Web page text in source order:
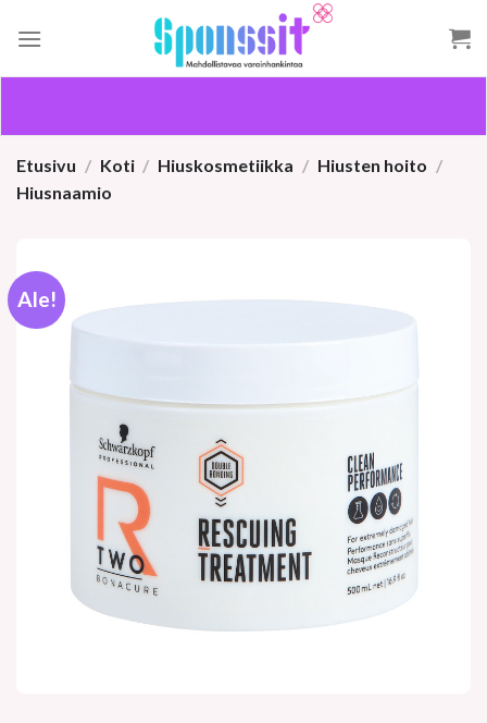
Etusivu / Koti / Hiuskosmetiikka / Hiusten hoito /
Hiusnaamio
Ale!